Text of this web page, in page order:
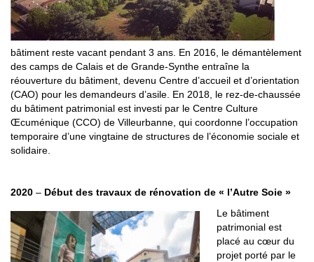
bâtiment reste vacant pendant 3 ans. En 2016, le démantèlement
des camps de Calais et de Grande-Synthe entraîne la
réouverture du bâtiment, devenu Centre d’accueil et d’orientation
(CAO) pour les demandeurs d’asile. En 2018, le rez-de-chaussée
du bâtiment patrimonial est investi par le Centre Culture
Œcuménique (CCO) de Villeurbanne, qui coordonne l’occupation
temporaire d’une vingtaine de structures de l’économie sociale et
solidaire.
2020 – Début des travaux de rénovation de « l’Autre Soie »
Le bâtiment
patrimonial est
placé au cœur du
projet porté par le